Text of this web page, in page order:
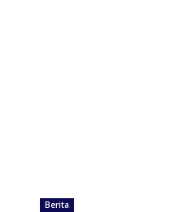
Berita